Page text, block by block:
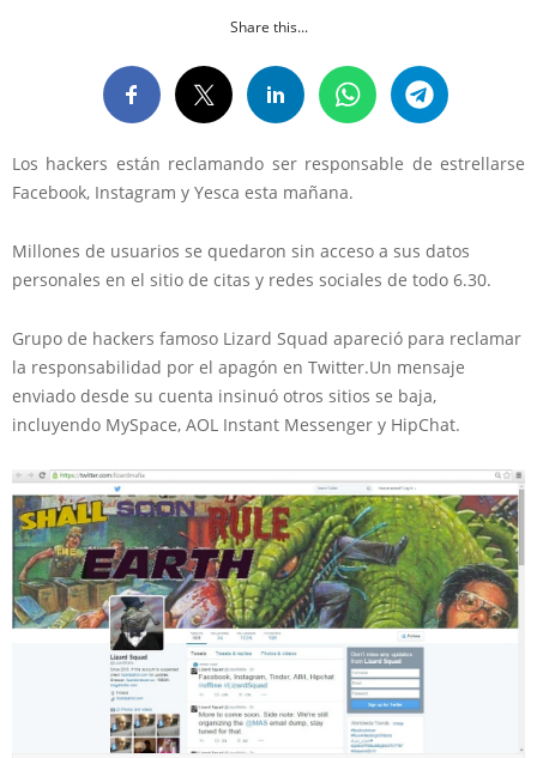
Share this...
Los hackers están reclamando ser responsable de estrellarse
Facebook, Instagram y Yesca esta mañana.
Millones de usuarios se quedaron sin acceso a sus datos
personales en el sitio de citas y redes sociales de todo 6.30.
Grupo de hackers famoso Lizard Squad apareció para reclamar
la responsabilidad por el apagón en Twitter.Un mensaje
enviado desde su cuenta insinuó otros sitios se baja,
incluyendo MySpace, AOL Instant Messenger y HipChat.